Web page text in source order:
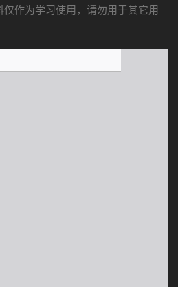
作为学习使用，请勿用于其它用